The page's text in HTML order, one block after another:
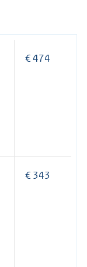
€ 474
€ 343